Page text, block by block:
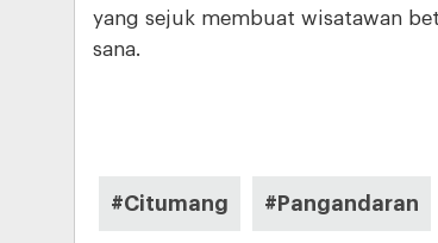
yang sejuk membuat wisatawan
sana.
#Citumang #Pangandaran